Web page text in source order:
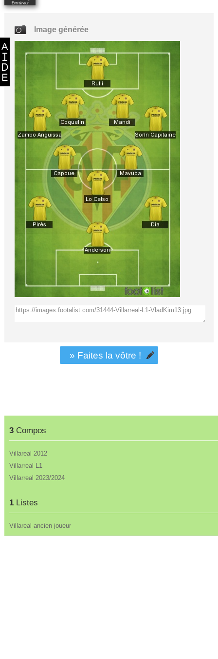
3Compos
Villareal 2012
Villarreal L1
Villarreal 2023/2024
1Listes
Villareal ancien joueur
Entraineur
Image générée
» Faites la vôtre !